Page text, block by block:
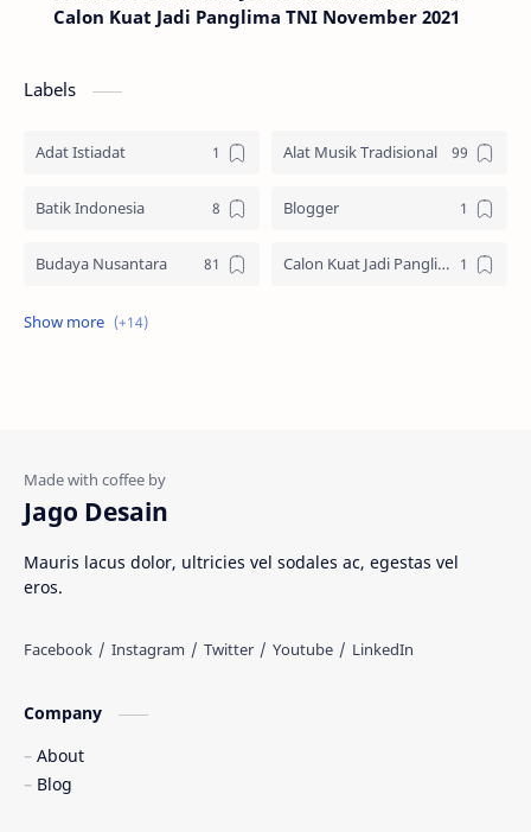
Calon Kuat Jadi Panglima TNI November 2021
Labels
Adat Istiadat Alat Musik Tradisional
Batik Indonesia Blogger
Budaya Nusantara Calon Kuat Jadi Panglima TNI
Jasa website
Rumah Adat
Tarian Tradisional
Web freelancer Wisata Indonesia
Jago Desain
Mauris lacus dolor, ultricies vel sodales ac, egestas vel
eros.
Company
About
Blog